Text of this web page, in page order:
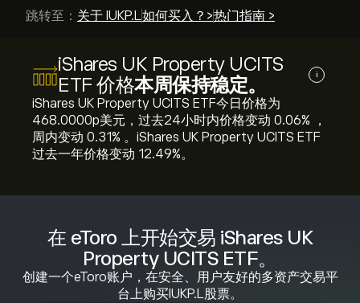
在 eToro 上开始交易 iShares UK
Property UCITS ETF。
创建一个eToro账户，在安全、用户友好的多资产交易平
台上购买IUKP.L股票。
跳转至： 关于 IUKP.L如何买入？>热门指南 >
iShares UK Property UCITS
ETF 价格本周保持稳定。 i
iShares UK Property UCITS ETF今日价格为
468.0000‎p‎美元，过去24小时内价格变动 ‎0.06‎% ，
周内变动 ‎0.31‎% 。iShares UK Property UCITS ETF
过去一年价格变动 ‎12.49‎%。